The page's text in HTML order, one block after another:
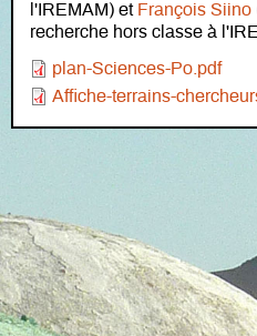
l'IREMAM) et François Siino
recherche hors classe à
Document
plan-Sciences-Po.pdf
Document
Affiche-terrains-